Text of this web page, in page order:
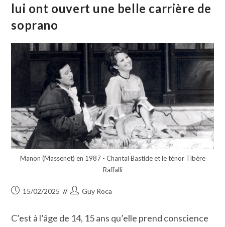
lui ont ouvert une belle carrière de
soprano
Manon (Massenet) en 1987 - Chantal Bastide et le ténor Tibère
Raffalli
Publication
15/02/2025
Auteur/autrice
publication :
Guy Roca
C’est à l’âge de 14, 15 ans qu’elle prend conscience